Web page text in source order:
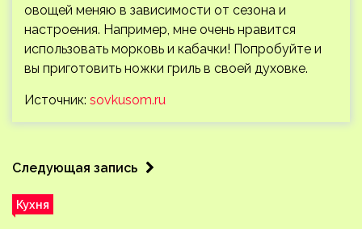
овощей меняю в зависимости от сезона и
настроения. Например, мне очень нравится
использовать морковь и кабачки! Попробуйте и
вы приготовить ножки гриль в своей духовке.
Источник: sovkusom.ru
Следующая запись
Кухня